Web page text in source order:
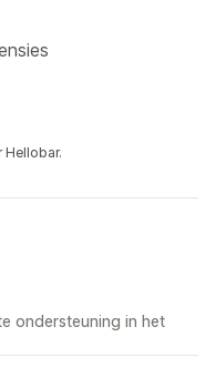
ondersteuning in het